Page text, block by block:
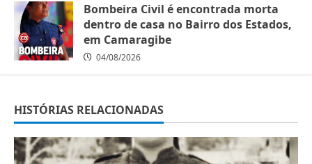
Bombeira Civil é encontrada morta
dentro de casa no Bairro dos Estados,
em Camaragibe
04/08/2026
HISTÓRIAS RELACIONADAS